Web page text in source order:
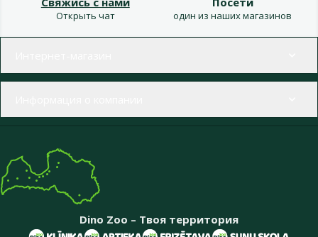
Открыть чат один из наших магазинов
Dino Zoo – Твоя территория